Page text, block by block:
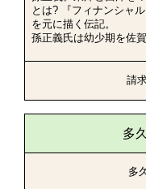
とは? 『フィナンシャ
を元に描く伝記。
孫正義氏は幼少期を佐
請
多
多